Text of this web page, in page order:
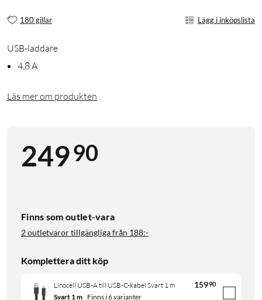
180 gillar Lägg i inköpslista
USB-laddare
4,8 A
Läs mer om produkten
24990
Finns som outlet-vara
2 outletvaror tillgängliga från 188:-
Komplettera ditt köp
Linocell USB-A till USB-C-kabel Svart 1 m 15990
Svart 1 m Finns i 6 varianter